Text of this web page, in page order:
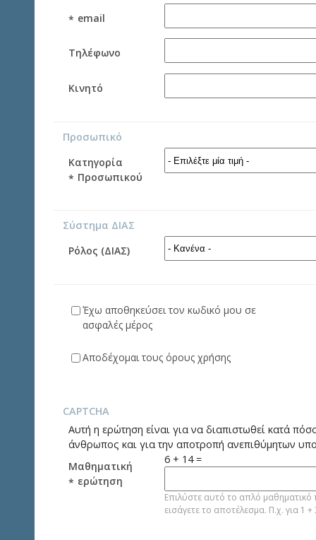
email
*
Τηλέφωνο
Κινητό
Προσωπικό
Κατηγορία
Προσωπικού
*
Σύστημα ΔΙΑΣ
Ρόλος (ΔΙΑΣ)
Έχω αποθηκεύσει τον κωδικό μου σε
ασφαλές μέρος
Αποδέχομαι τους όρους χρήσης
CAPTCHA
Αυτή η ερώτηση είναι για να διαπιστωθεί κατά
άνθρωπος και για την αποτροπή ανεπιθύμητων
Μαθηματική
ερώτηση
*
6 + 14 =
Επιλύστε αυτό το απλό μαθηματικό
εισάγετε το αποτέλεσμα. Π.χ. για 1 +